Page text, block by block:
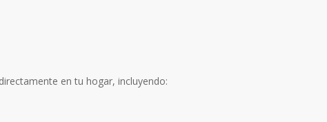
en tu hogar, incluyendo: